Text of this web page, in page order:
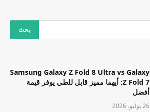
Samsung Galaxy Z Fold 8 Ultra vs Galaxy
Z Fold 7: أيهما مميز قابل للطي يوفر قيمة
أفضل
26 يوليو، 2026